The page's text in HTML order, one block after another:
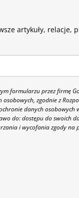
artykuły, relacje,
formularzu przez firmę
zgodnie z
danych osobowych
do: dostępu do swoich
i wycofania zgody